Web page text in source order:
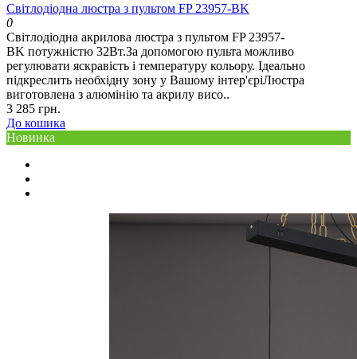
Світлодіодна люстра з пультом FP 23957-BK
0
Світлодіодна акрилова люстра з пультом FP 23957-
BK потужністю 32Вт.За допомогою пульта можливо
регулювати яскравість і температуру кольору. Ідеально
підкреслить необхідну зону у Вашому інтер'єріЛюстра
виготовлена ​​з алюмінію та акрилу висо..
3 285 грн.
До кошика
Новинка